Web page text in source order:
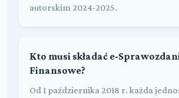
autorskim 2024-2025.
Kto musi składać e-
Finansowe?
Od 1 października 2018 r. każda